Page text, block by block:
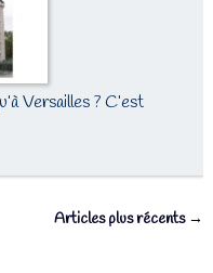
Versailles ? C’est
Articles plus récents →